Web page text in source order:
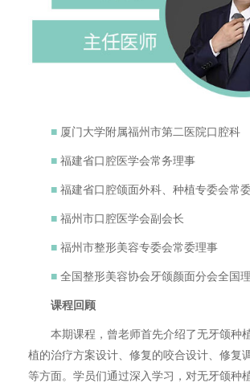
■ 厦门大学附属福州市第二医院口腔科
■ 福建省口腔医学会常务理事
■ 福建省口腔颌面外科、种植专委会常
■ 福州市口腔医学会副会长
■ 福州市整形美容专委会常委理事
■ 全国整形美容协会牙颌颜面分会全国
课程回顾
本期课程，曾老师首先介绍了无牙颌种
植的治疗方案设计、修复的咬合设计、修复
等方面。学员们通过深入学习，对无牙颌种